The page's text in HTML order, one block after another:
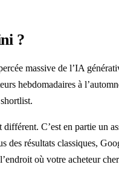
?
massive de l’IA
hebdomadaires à
C’est en partie un
des résultats classiques,
où votre acheteur